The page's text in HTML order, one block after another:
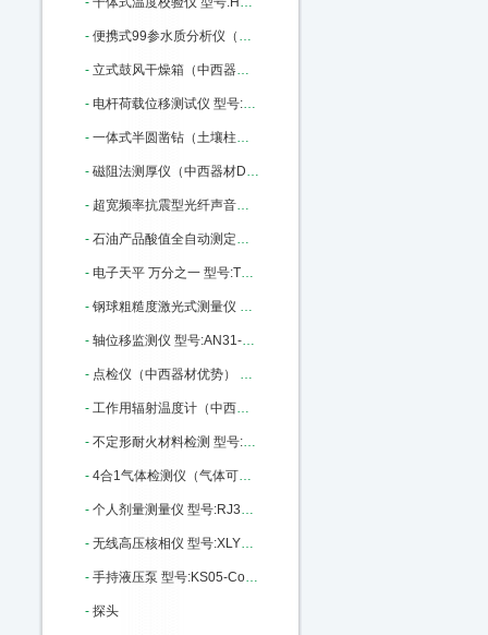
- 便携式99参水质分析仪（中西器材优势） 型号:ZK13-WDC-PC03库号：M316536
- 立式鼓风干燥箱（中西器材） 型号:M157916库号：M157916
- 电杆荷载位移测试仪 型号:WY18-170436库号：M170436
- 一体式半圆凿钻（土壤柱状采样土钻） 型号:BJ7-Y1库号：M175722
- 磁阻法测厚仪（中西器材D优势） 型号:SH24-HCC-18A库号：M179209
- 超宽频率抗震型光纤声音传感器 进口 型号:MKM-2200库号：M314923
- 石油产品酸值全自动测定仪 中西优势 型号:XJ93-ZHSZ601库号：M335894
- 电子天平 万分之一 型号:TT12-FA1204库号：M379173
- 钢球粗糙度激光式测量仪 型号:LY71-CU9505B库号：M385937
- 轴位移监测仪 型号:AN31-VB-Z410库号：M389977
- 点检仪（中西器材优势） 型号:SH24-HY-880库号：M364080
- 工作用辐射温度计（中西器材优势） 型号:SH24-HY-303A库号：M364086
- 不定形耐火材料检测 型号:GY08-GDP-500库号：M367078
- 4合1气体检测仪（气体可选） 型号:ZA01-KP836 CO/NH3/02/EX库号：M404191
- 个人剂量测量仪 型号:RJ31-RJ31-8108库号：M405559
- 无线高压核相仪 型号:XLYF-GH-6603库号：M341389
- 手持液压泵 型号:KS05-ConST131库号：M404593
- 探头